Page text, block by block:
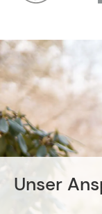
Unser